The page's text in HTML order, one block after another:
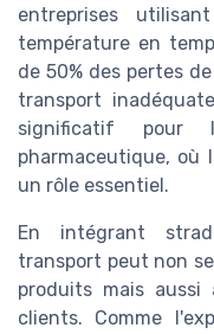
entreprises
température en
de 50% des pertes
transport
significatif pour
pharmaceutique, où
un rôle essentiel.
En intégrant
transport peut non
produits mais aussi
clients. Comme